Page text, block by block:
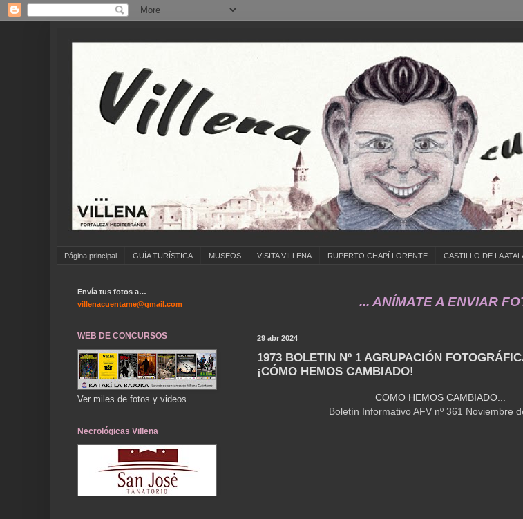
Página principal GUÍA TURÍSTICA MUSEOS VISITA VILLENA RUPERTO CHAPÍ LORENTE CASTILLO DE LA
... ANÍMATE A ENVIAR FOTOS
29 abr 2024
1973 BOLETIN Nº 1 AGRUPACIÓN
¡CÓMO HEMOS CAMBIADO!
COMO HEMOS CAMBIADO...
Boletín Informativo AFV nº 361 Noviembre
Envía tus fotos a…
villenacuentame@gmail.com
WEB DE CONCURSOS
Ver miles de fotos y videos...
Necrológicas Villena